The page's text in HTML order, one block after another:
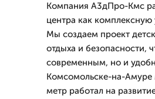
Компания А3дПро-Кмс
центра как комплексную
Мы создаем проект
отдыха и безопасности,
современным, но и
Комсомольске-на-
метр работал на